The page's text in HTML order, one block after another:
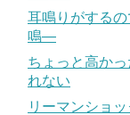
耳鳴りがする
鳴―
ちょっと高か
れない
リーマンショ